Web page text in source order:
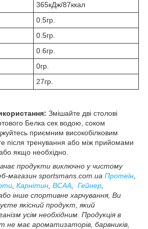
365кДж/87ккал
0.5гр.
0.5гр.
0.6гр.
0гр.
27гр.
Змішайте дві столові
Белка сек водою, соком
приємним високобілковим
після тренування або між прийомами
якщо необхідно.
продукти виключно у чистому
магазин sportsmans.com.ua Протеїн
Карнітин BCAA Гейнер
інше спортивне харчування, Ви
якісний продукт, який
усім необхідним. Продукція в
має ароматизаторів, барвників,